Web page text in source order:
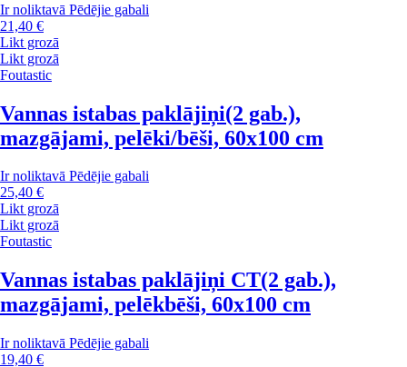
Ir noliktavā Pēdējie gabali
21,40 €
Likt grozā
Likt grozā
Foutastic
Vannas istabas paklājiņi(2 gab.),
mazgājami, pelēki/bēši, 60x100 cm
Ir noliktavā Pēdējie gabali
25,40 €
Likt grozā
Likt grozā
Foutastic
Vannas istabas paklājiņi CT(2 gab.),
mazgājami, pelēkbēši, 60x100 cm
Ir noliktavā Pēdējie gabali
19,40 €